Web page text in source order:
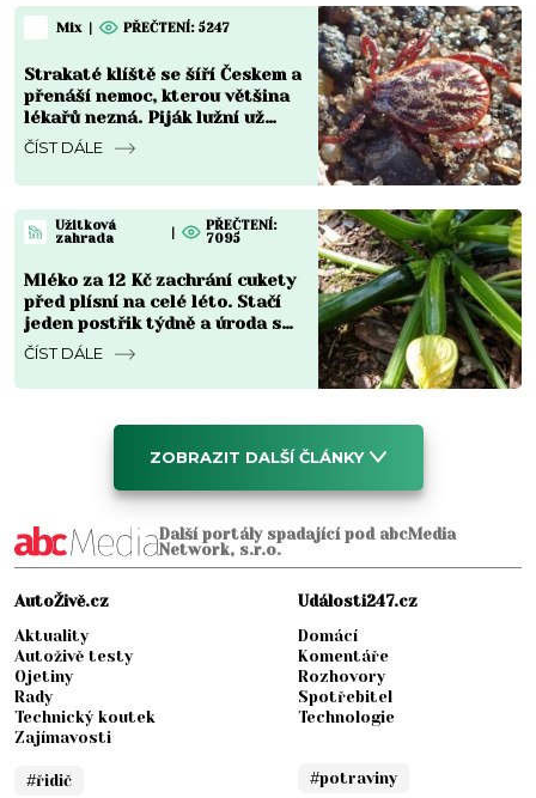
Mix | PŘEČTENÍ: 5247
Strakaté klíště se šíří Českem a
přenáší nemoc, kterou většina
lékařů nezná. Piják lužní už
není jen na Moravě
ČÍST DÁLE
Užitková
zahrada
|
PŘEČTENÍ:
7095
Mléko za 12 Kč zachrání cukety
před plísní na celé léto. Stačí
jeden postřik týdně a úroda se
zdvojnásobí
ČÍST DÁLE
ZOBRAZIT DALŠÍ ČLÁNKY
Další portály spadající pod abcMedia
Network, s.r.o.
AutoŽivě.cz
Aktuality
Autoživě testy
Ojetiny
Rady
Technický koutek
Zajímavosti
#řidič
Události247.cz
Domácí
Komentáře
Rozhovory
Spotřebitel
Technologie
#potraviny